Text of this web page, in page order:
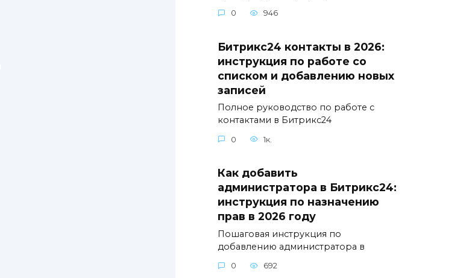
0 946
Битрикс24 контакты в 2026:
инструкция по работе со
списком и добавлению новых
записей
Полное руководство по работе с
контактами в Битрикс24
0 1к.
Как добавить
администратора в Битрикс24:
инструкция по назначению
прав в 2026 году
Пошаговая инструкция по
добавлению администратора в
0 692